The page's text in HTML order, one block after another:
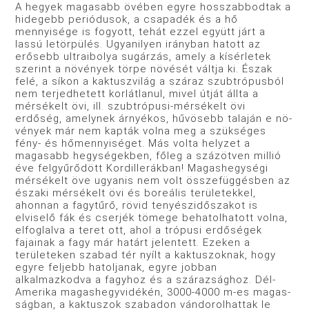
A hegyek magasabb övében egyre hosszabbodtak a
hide­gebb periódusok, a csapadék és a hő
mennyisége is fogyott, tehát ezzel együtt járt a
lassú letörpülés. Ugyanilyen irányban hatott az
erősebb ultraibolya sugárzás, amely a kísérletek
szerint a növények törpe növését váltja ki. Észak
felé, a síkon a kaktuszvilág a száraz szubtrópusból
nem terjedhetett korlát­lanul, mivel útját állta a
mérsékelt övi, ill. szubtrópusi-mérsé­kelt övi
erdőség, amelynek árnyékos, hűvösebb talaján e nö­
vények már nem kapták volna meg a szükséges
fény- és hő­mennyiséget. Más volta helyzet a
magasabb hegységekben, főleg a százötven millió
éve felgyűrődött Kordillerákban! Magas­hegységi
mérsékelt öve ugyanis nem volt összefüggésben az
északi mérsékelt övi és boreális területekkel,
ahonnan a fagy­tűrő, rövid tenyészidőszakot is
elviselő fák és cserjék tömege behatolhatott volna,
elfoglalva a teret ott, ahol a trópusi erdő­ségek
fajainak a fagy már határt jelentett. Ezeken a
területe­ken szabad tér nyílt a kaktuszoknak, hogy
egyre feljebb hatol­janak, egyre jobban
alkalmazkodva a fagyhoz és a szárazság­hoz. Dél-
Amerika magashegyvidékén, 3000-4000 m-es magas­
ságban, a kaktuszok szabadon vándorolhattak le